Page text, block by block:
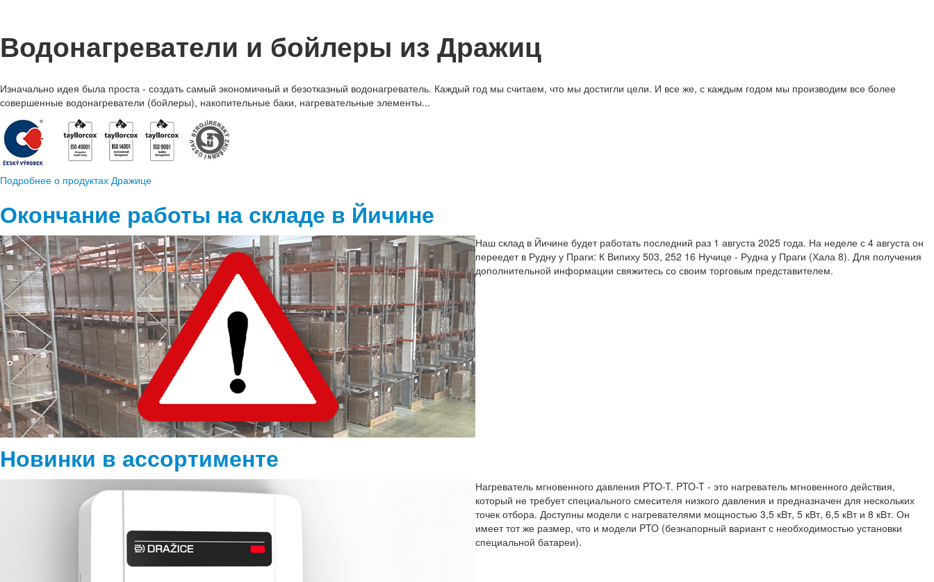
Водонагреватели и бойлеры из Дражиц
Изначально идея была проста - создать самый экономичный и безотказный водонагреватель. Каждый год мы считаем, что мы достигли цели. И все же, с каждым годом мы производим все более
совершенные водонагреватели (бойлеры), накопительные баки, нагревательные элементы...
Подробнее о продуктах Дражице
Окончание работы на складе в Йичине
Наш склад в Йичине будет работать последний раз 1 августа 2025 года. На неделе с 4 августа он
переедет в Рудну у Праги: К Випиху 503, 252 16 Нучице - Рудна у Праги (Хала 8). Для получения
дополнительной информации свяжитесь со своим торговым представителем.
Новинки в ассортименте
Нагреватель мгновенного давления PTO-T. PTO-T - это нагреватель мгновенного действия,
который не требует специального смесителя низкого давления и предназначен для нескольких
точек отбора. Доступны модели с нагревателями мощностью 3,5 кВт, 5 кВт, 6,5 кВт и 8 кВт. Он
имеет тот же размер, что и модели PTO (безнапорный вариант с необходимостью установки
специальной батареи).